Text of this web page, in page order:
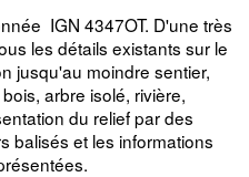
IGN 4347OT. D'une très
les détails existants sur le
jusqu'au moindre sentier,
arbre isolé, rivière,
du relief par des
balisés et les informations